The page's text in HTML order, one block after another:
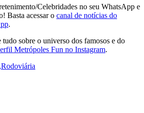
Celebridades no seu WhatsApp e
Basta acessar o canal de notícias do
.
sobre o universo dos famosos e do
Metrópoles Fun no Instagram.
,Rodoviária